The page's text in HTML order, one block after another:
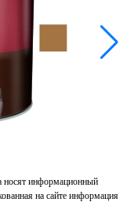
носят информационный
на сайте информация